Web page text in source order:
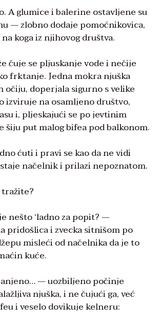
A glumice i balerine ostavljene su
— zlobno dodaje pomoćnikovica,
koga iz njihovog društva.
čuje se pljuskanje vode i nečije
frktanje. Jedna mokra njuška
doperjala sigurno s velike
izviruje na osamljeno društvo,
i, pljeskajući se po jevtinim
šiju put malog bifea pod balkonom.
ćuti i pravi se kao da ne vidi
načelnik i prilazi nepoznatom.
nešto ‘ladno za popit? —
pridošlica i zvecka sitnišom po
misleći od načelnika da je to
kuće.
— uozbiljeno počinje
njuška, i ne čujući ga, već
i veselo dovikuje kelneru: